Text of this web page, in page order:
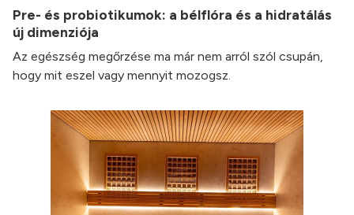
Pre- és probiotikumok: a bélflóra és a hidratálás
új dimenziója
Az egészség megőrzése ma már nem arról szól csupán,
hogy mit eszel vagy mennyit mozogsz.